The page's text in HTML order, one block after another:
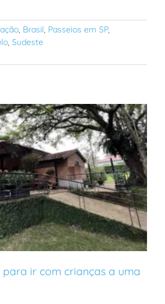
, Brasil, Passeios em SP,
, Sudeste
ir com crianças a uma